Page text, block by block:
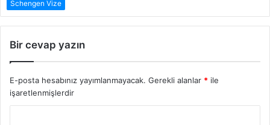
Schengen Vize
Bir cevap yazın
E-posta hesabınız yayımlanmayacak. Gerekli alanlar * ile
işaretlenmişlerdir